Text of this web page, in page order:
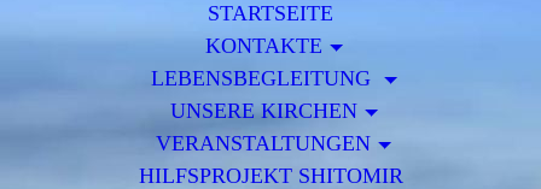
STARTSEITE
KONTAKTE
LEBENSBEGLEITUNG
UNSERE KIRCHEN
VERANSTALTUNGEN
HILFSPROJEKT SHITOMIR